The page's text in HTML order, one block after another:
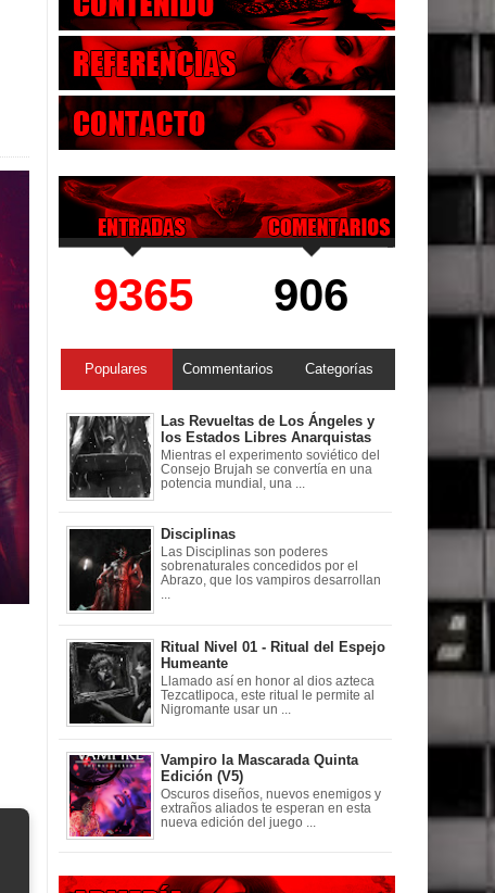
9365 906
Populares Commentarios Categorías
Las Revueltas de Los Ángeles y
los Estados Libres Anarquistas
Mientras el experimento soviético del
Consejo Brujah se convertía en una
potencia mundial, una ...
Disciplinas
Las Disciplinas son poderes
sobrenaturales concedidos por el
Abrazo, que los vampiros desarrollan
Ritual Nivel 01 - Ritual del Espejo
Humeante
Llamado así en honor al dios azteca
Tezcatlipoca, este ritual le permite al
Nigromante usar un ...
Vampiro la Mascarada Quinta
Edición (V5)
Oscuros diseños, nuevos enemigos y
extraños aliados te esperan en esta
nueva edición del juego ...